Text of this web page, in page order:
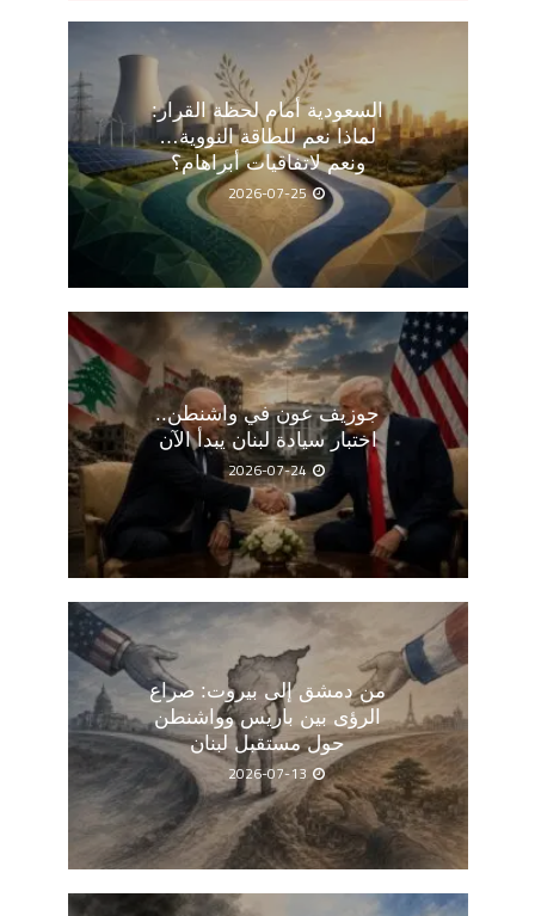
السعودية أمام لحظة القرار:
لماذا نعم للطاقة النووية…
ونعم لاتفاقيات أبراهام؟
2026-07-25
جوزيف عون في واشنطن..
اختبار سيادة لبنان يبدأ الآن
2026-07-24
من دمشق إلى بيروت: صراع
الرؤى بين باريس وواشنطن
حول مستقبل لبنان
2026-07-13